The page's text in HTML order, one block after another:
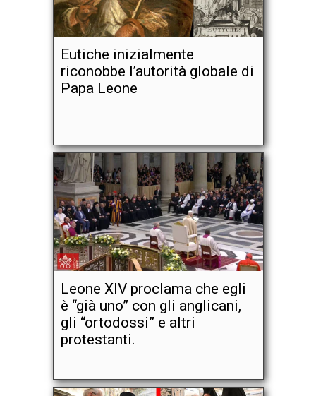
Eutiche inizialmente
riconobbe l’autorità globale di
Papa Leone
Leone XIV proclama che egli
è “già uno” con gli anglicani,
gli “ortodossi” e altri
protestanti.